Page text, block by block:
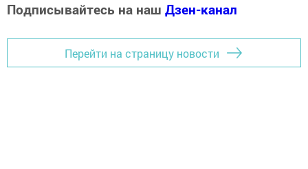
Подписывайтесь на наш Дзен-канал
Перейти на страницу новости